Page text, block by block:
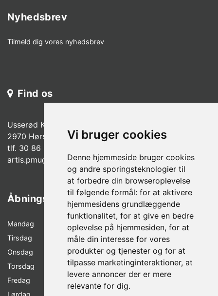
Vi bruger cookies
Denne hjemmeside bruger cookies
og andre sporingsteknologier til
at forbedre din browseroplevelse
til følgende formål: for at aktivere
hjemmesidens grundlæggende
funktionalitet, for at give en bedre
oplevelse på hjemmesiden, for at
måle din interesse for vores
produkter og tjenester og for at
tilpasse marketinginteraktioner, at
levere annoncer der er mere
relevante for dig.
Nyhedsbrev
Tilmeld dig vores nyhedsbrev
Find os
Usserød Kongevej 37 A.
2970 Hørsholm
tlf. 30 86 99 08
artis.pmu@gmail.com
Åbningstider
Mandag
LUKKET
Tirsdag
12.00 – 18.00
Onsdag
09.00 - 15.00
Torsdag
12.00 - 18.00
Fredag
10.00 - 17.00
Lørdag